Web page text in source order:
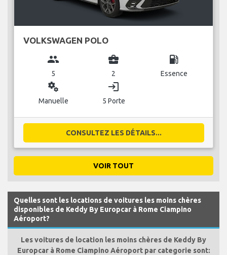
VOLKSWAGEN POLO
group
5
business_center
2
local_gas_station
Essence
miscellaneous_services
Manuelle
login
5 Porte
CONSULTEZ LES DÉTAILS...
VOIR TOUT
Quelles sont les locations de voitures les moins chères
disponibles de Keddy By Europcar à Rome Ciampino
Aéroport?
Les voitures de location les moins chères de Keddy By
Europcar à Rome Ciampino Aéroport par categorie sont: